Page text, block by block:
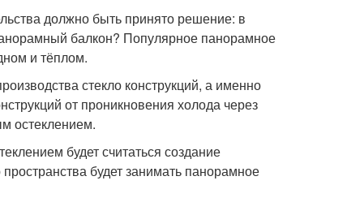
должно быть принято решение: в
балкон? Популярное панорамное
и тёплом.
стекло конструкций, а именно
от проникновения холода через
остеклением.
будет считаться создание
будет занимать панорамное